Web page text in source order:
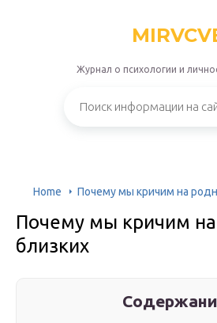
Журнал о психологии и
Home Почему мы кричим на
Почему мы кричим
близких